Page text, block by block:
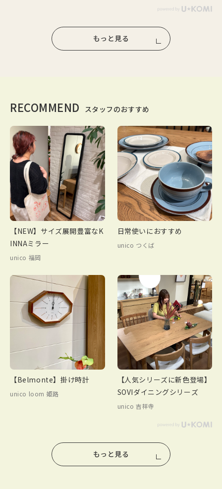
もっと見る
RECOMMEND スタッフのおすすめ
【NEW】サイズ展開豊富なK
INNAミラー
unico 福岡
日常使いにおすすめ
unico つくば
【Belmonte】掛け時計
unico loom 姫路
【人気シリーズに新色登場】
SOVIダイニングシリーズ
unico 吉祥寺
もっと見る